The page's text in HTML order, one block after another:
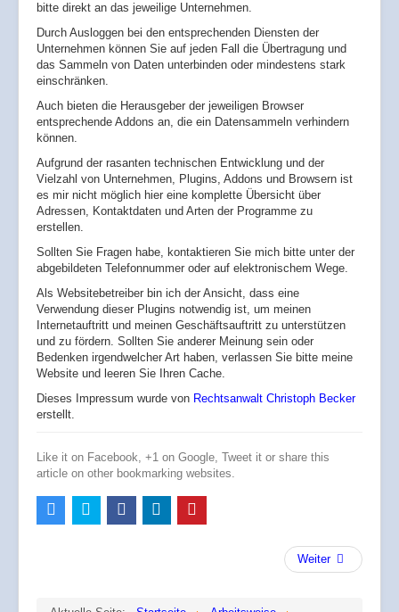
bitte direkt an das jeweilige Unternehmen.
Durch Ausloggen bei den entsprechenden Diensten der
Unternehmen können Sie auf jeden Fall die Übertragung und
das Sammeln von Daten unterbinden oder mindestens stark
einschränken.
Auch bieten die Herausgeber der jeweiligen Browser
entsprechende Addons an, die ein Datensammeln verhindern
können.
Aufgrund der rasanten technischen Entwicklung und der
Vielzahl von Unternehmen, Plugins, Addons und Browsern ist
es mir nicht möglich hier eine komplette Übersicht über
Adressen, Kontaktdaten und Arten der Programme zu
erstellen.
Sollten Sie Fragen habe, kontaktieren Sie mich bitte unter der
abgebildeten Telefonnummer oder auf elektronischem Wege.
Als Websitebetreiber bin ich der Ansicht, dass eine
Verwendung dieser Plugins notwendig ist, um meinen
Internetauftritt und meinen Geschäftsauftritt zu unterstützen
und zu fördern. Sollten Sie anderer Meinung sein oder
Bedenken irgendwelcher Art haben, verlassen Sie bitte meine
Website und leeren Sie Ihren Cache.
Dieses Impressum wurde von Rechtsanwalt Christoph Becker
erstellt.
Like it on Facebook, +1 on Google, Tweet it or share this
article on other bookmarking websites.
Weiter